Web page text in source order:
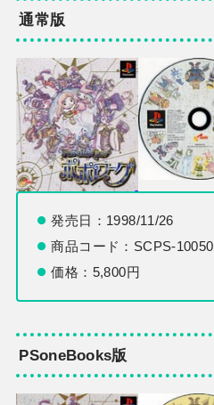
通常版
発売日：1998/11/26
商品コード：SCPS-10050
価格：5,800円
PSoneBooks版